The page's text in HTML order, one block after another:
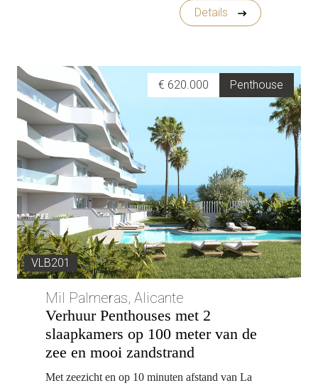
Details
Penthouse
€ 620.000
VLB201
Mil Palmeras, Alicante
Verhuur Penthouses met 2
slaapkamers op 100 meter van de
zee en mooi zandstrand
Met zeezicht en op 10 minuten afstand van La